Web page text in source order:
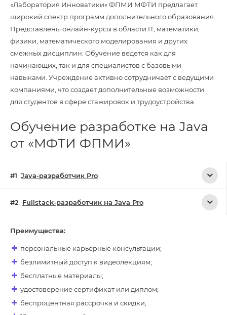
«Лаборатория Инноватики» ФПМИ МФТИ предлагает
широкий спектр программ дополнительного образования.
Представлены онлайн-курсы в области IT, математики,
физики, математического моделирования и других
смежных дисциплин. Обучение ведется как для
начинающих, так и для специалистов с базовыми
навыками. Учреждение активно сотрудничает с ведущими
компаниями, что создает дополнительные возможности
для студентов в сфере стажировок и трудоустройства.
Обучение разработке на Java
от «МФТИ ФПМИ»
Java-разработчик Pro
Fullstack-разработчик на Java Pro
Преимущества:
персональные карьерные консультации;
безлимитный доступ к видеолекциям;
бесплатные материалы;
удостоверение сертификат или диплом;
беспроцентная рассрочка и скидки;